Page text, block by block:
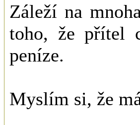
Záleží na
toho, že přítel
peníze.
Myslím si, že